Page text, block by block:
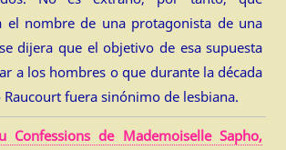
el nombre de una protagonista de una
dijera que el objetivo de esa supuesta
a los hombres o que durante la década
Raucourt fuera sinónimo de lesbiana.
Confessions de Mademoiselle Sapho,